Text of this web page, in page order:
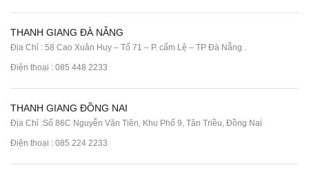
THANH GIANG ĐÀ NẴNG
Địa Chỉ : 58 Cao Xuân Huy – Tổ 71 – P. cẩm Lệ – TP Đà Nẵng .
Điện thoại : 085 448 2233
THANH GIANG ĐỒNG NAI
Địa Chỉ :Số 86C Nguyễn Văn Tiên, Khu Phố 9, Tân Triều, Đồng Nai
Điện thoại : 085 224 2233